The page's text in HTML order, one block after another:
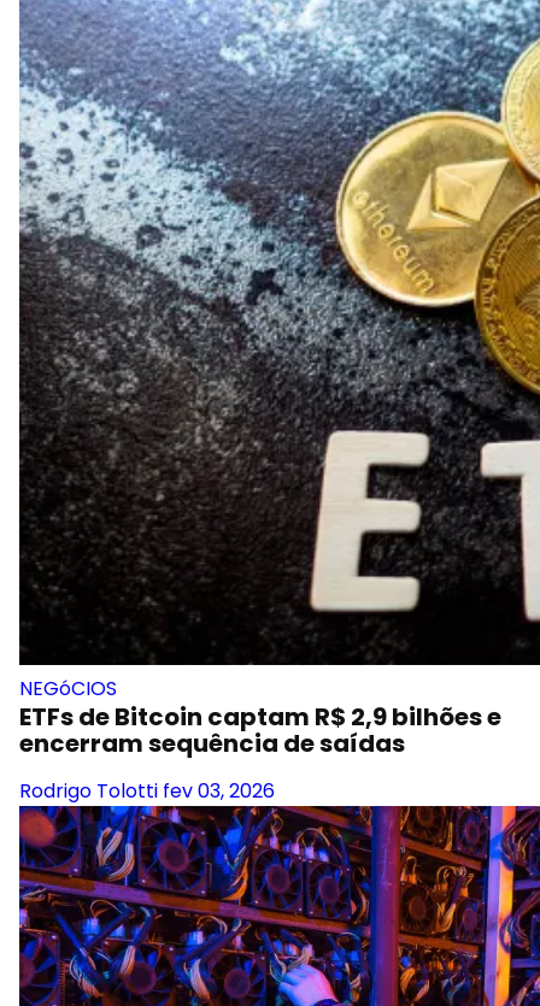
NEGóCIOS
ETFs de Bitcoin captam R$ 2,9 bilhões e
encerram sequência de saídas
Rodrigo Tolotti fev 03, 2026